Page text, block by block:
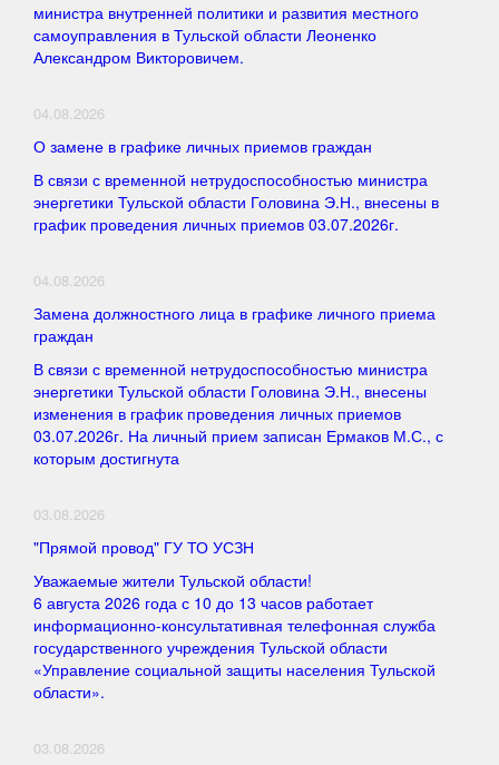
министра внутренней политики и развития местного
самоуправления в Тульской области Леоненко
Александром Викторовичем.
04.08.2026
О замене в графике личных приемов граждан
В связи с временной нетрудоспособностью министра
энергетики Тульской области Головина Э.Н., внесены в
график проведения личных приемов 03.07.2026г.
04.08.2026
Замена должностного лица в графике личного приема
граждан
В связи с временной нетрудоспособностью министра
энергетики Тульской области Головина Э.Н., внесены
изменения в график проведения личных приемов
03.07.2026г. На личный прием записан Ермаков М.С., с
которым достигнута
03.08.2026
"Прямой провод" ГУ ТО УСЗН
Уважаемые жители Тульской области!
6 августа 2026 года с 10 до 13 часов работает
информационно-консультативная телефонная служба
государственного учреждения Тульской области
«Управление социальной защиты населения Тульской
области».
03.08.2026